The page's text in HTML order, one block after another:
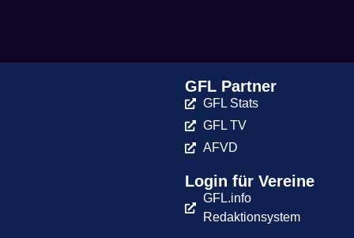
GFL Partner
GFL Stats
GFL TV
AFVD
Login für Vereine
GFL.info
Redaktionsystem